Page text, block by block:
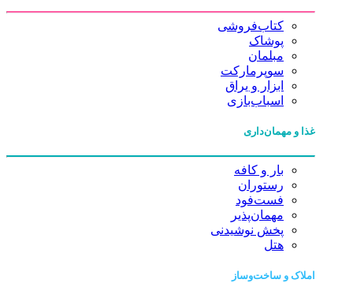
کتاب‌فروشی
پوشاک
مبلمان
سوپرمارکت
ابزار و یراق
اسباب‌بازی
غذا و مهمان‌داری
بار و کافه
رستوران
فست‌فود
مهمان‌پذیر
پخش نوشیدنی
هتل
املاک و ساخت‌وساز